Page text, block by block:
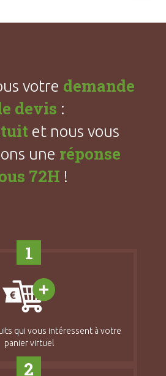
votre demande
devis :
et nous vous
une réponse
72H !
1
qui vous intéressent à votre
panier virtuel
2